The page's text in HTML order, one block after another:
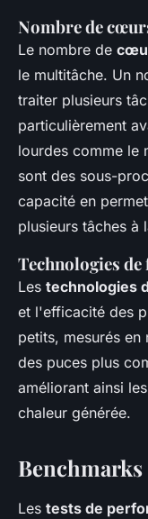
Nombre de
Le nombre de
le multitâche. Un
traiter plusieurs
particulièrement
lourdes comme le
sont des sous-
capacité en
plusieurs tâches à
Technologies
Les technologies
et l'efficacité des
petits, mesurés
des puces plus
améliorant ainsi
chaleur générée.
Les tests de